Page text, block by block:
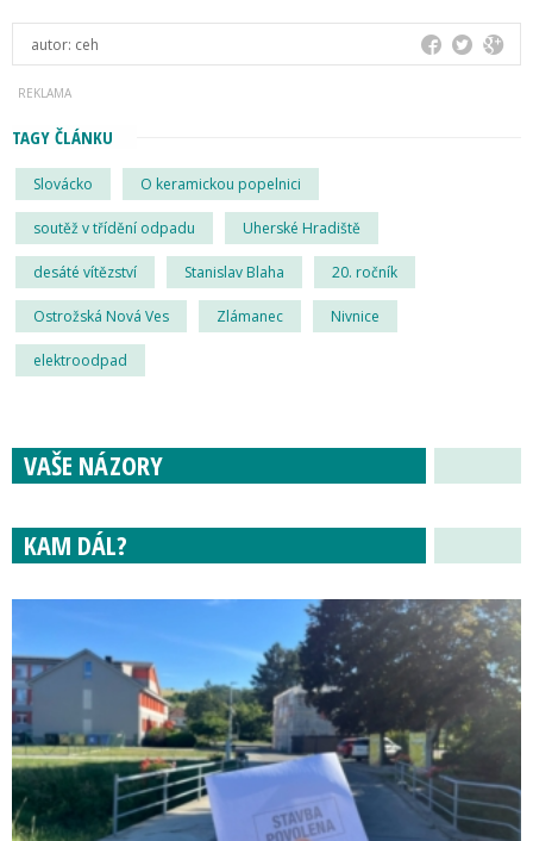
autor: ceh
TAGY ČLÁNKU
Slovácko O keramickou popelnici
soutěž v třídění odpadu Uherské Hradiště
desáté vítězství Stanislav Blaha 20. ročník
Ostrožská Nová Ves Zlámanec Nivnice
elektroodpad
VAŠE NÁZORY
KAM DÁL?